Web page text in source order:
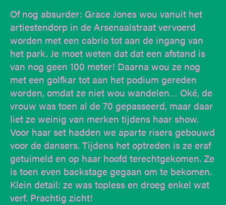
Of nog absurder: Grace Jones wou vanuit het
artiestendorp in de Arsenaalstraat vervoerd
worden met een cabrio tot aan de ingang van
het park. Je moet weten dat dat een afstand is
van nog geen 100 meter! Daarna wou ze nog
met een golfkar tot aan het podium gereden
worden, omdat ze niet wou wandelen… Oké, de
vrouw was toen al de 70 gepasseerd, maar daar
liet ze weinig van merken tijdens haar show.
Voor haar set hadden we aparte risers gebouwd
voor de dansers. Tijdens het optreden is ze eraf
getuimeld en op haar hoofd terechtgekomen. Ze
is toen even backstage gegaan om te bekomen.
Klein detail: ze was topless en droeg enkel wat
verf. Prachtig zicht!